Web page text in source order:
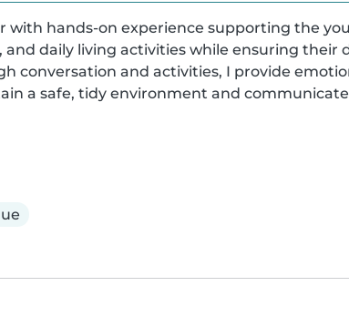
with hands-on experience supporting the
daily living activities while ensuring their
conversation and activities, I provide
a safe, tidy environment and communicate